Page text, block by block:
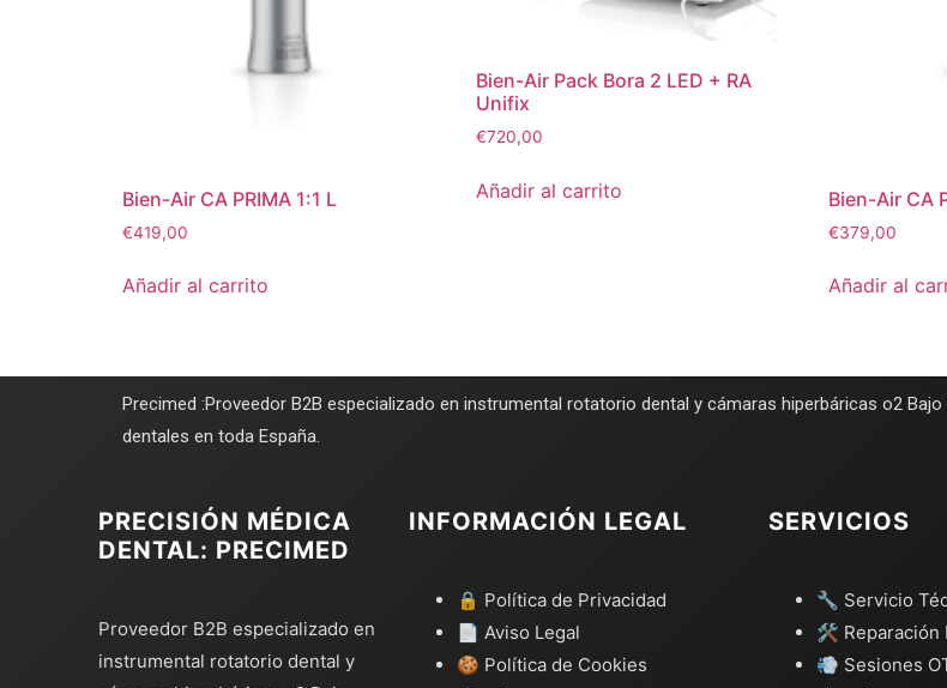
Bien-Air CA PRIMA 1:1 L
€419,00
Añadir al carrito
Bien-Air Pack Bora 2 LED + RA
Unifix
€720,00
Añadir al carrito Bien-Air CA
€379,00
Añadir al
Precimed :Proveedor B2B especializado en instrumental rotatorio dental y cámaras hiperbáricas o2
dentales en toda España.
PRECISIÓN MÉDICA
DENTAL: PRECIMED
Proveedor B2B especializado en
instrumental rotatorio dental y
INFORMACIÓN LEGAL
🔒 Política de Privacidad
📄 Aviso Legal
🍪 Política de Cookies
SERVICIOS
🔧 Servicio
🛠️ Reparación
💨 Sesiones